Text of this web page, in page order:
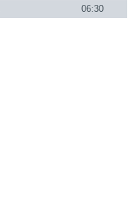
06:30